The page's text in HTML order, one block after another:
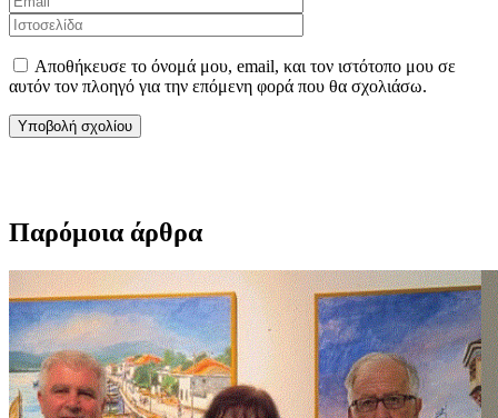
Αποθήκευσε το όνομά μου, email, και τον ιστότοπο μου σε
αυτόν τον πλοηγό για την επόμενη φορά που θα σχολιάσω.
Παρόμοια άρθρα